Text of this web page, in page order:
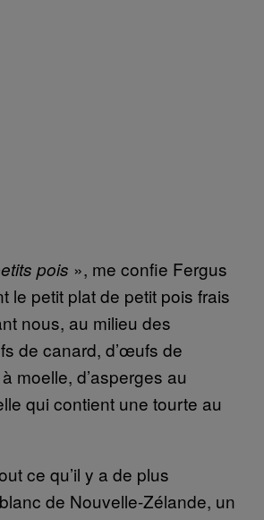
pois », me confie Fergus
le petit plat de petit pois frais
nous, au milieu des
de canard, d’œufs de
moelle, d’asperges au
qui contient une tourte au
ce qu’il y a de plus
de Nouvelle-Zélande, un